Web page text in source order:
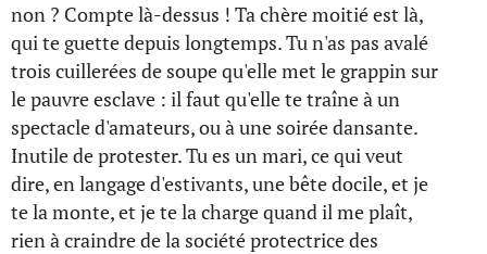
non ? Compte là-dessus ! Ta chère moitié est là,
qui te guette depuis longtemps. Tu n'as pas avalé
trois cuillerées de soupe qu'elle met le grappin sur
le pauvre esclave : il faut qu'elle te traîne à un
spectacle d'amateurs, ou à une soirée dansante.
Inutile de protester. Tu es un mari, ce qui veut
dire, en langage d'estivants, une bête docile, et je
te la monte, et je te la charge quand il me plaît,
rien à craindre de la société protectrice des